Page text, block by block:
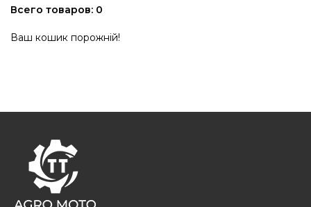
Всего товаров: 0
Ваш кошик порожній!